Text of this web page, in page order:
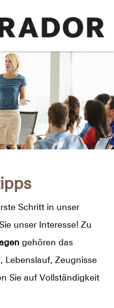
Schritt in unser
unser Interesse! Zu
gehören das
Lebenslauf, Zeugnisse
Sie auf Vollständigkeit